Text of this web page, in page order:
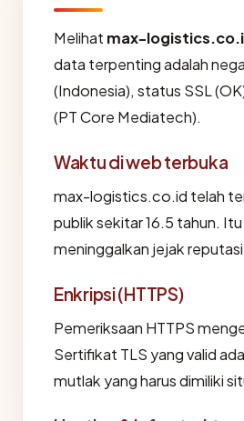
Melihat max-
data terpenting adalah
(Indonesia), status SSL
(PT Core Mediatech).
Waktu di web terbuka
max-logistics.co.id telah
publik sekitar 16.5 tahun.
meninggalkan jejak
Enkripsi (HTTPS)
Pemeriksaan HTTPS
Sertifikat TLS yang valid
mutlak yang harus dimiliki